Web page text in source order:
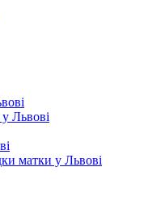
Львові
матки у Львові